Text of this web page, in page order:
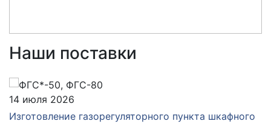
Наши поставки
14 июля 2026
Изготовление газорегуляторного пункта шкафного